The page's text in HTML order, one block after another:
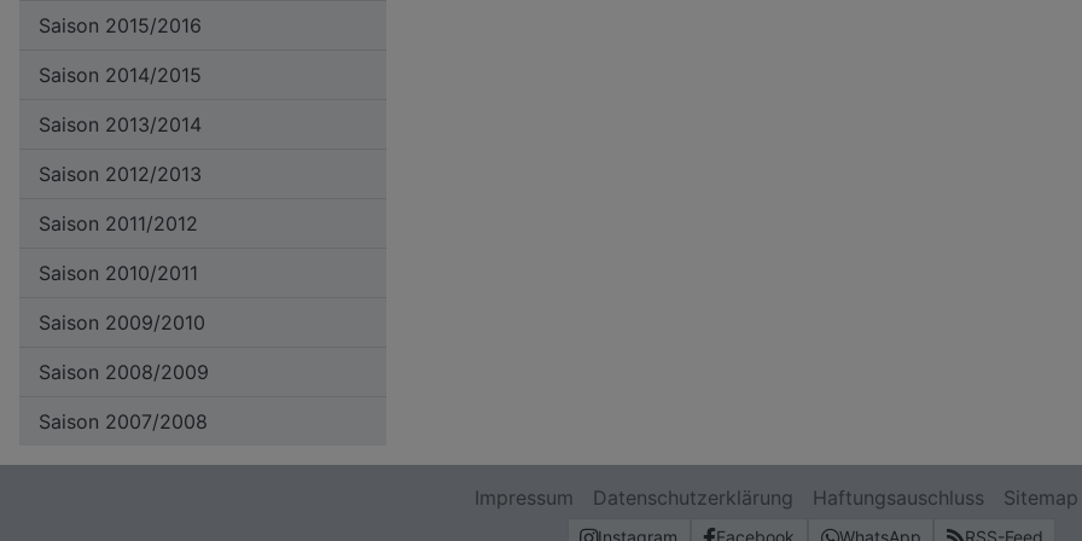
Saison 2015/2016
Saison 2014/2015
Saison 2013/2014
Saison 2012/2013
Saison 2011/2012
Saison 2010/2011
Saison 2009/2010
Saison 2008/2009
Saison 2007/2008
Impressum Datenschutzerklärung Haftungsauschluss Sitemap
Instagram Facebook WhatsApp RSS-Feed